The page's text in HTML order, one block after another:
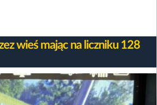
wieś mając na liczniku 128